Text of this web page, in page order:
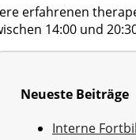
erfahrenen
14:00 und
Neueste Beiträge
Interne